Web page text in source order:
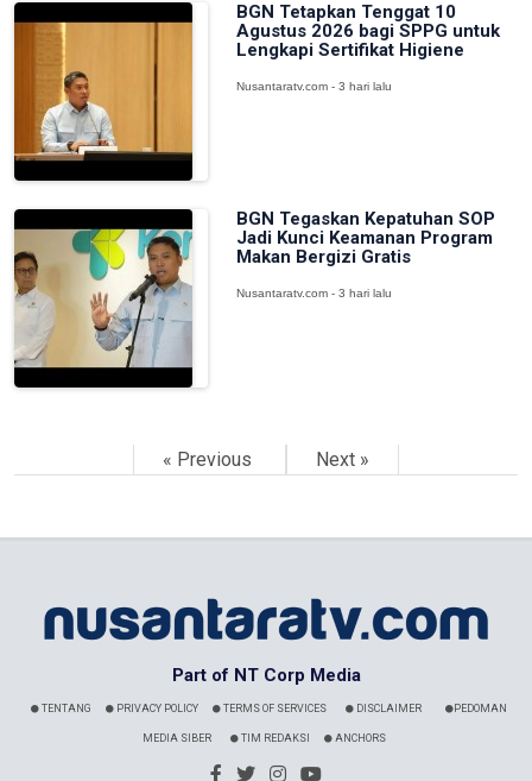
BGN Tetapkan Tenggat 10
Agustus 2026 bagi SPPG untuk
Lengkapi Sertifikat Higiene
Nusantaratv.com - 3 hari lalu
BGN Tegaskan Kepatuhan SOP
Jadi Kunci Keamanan Program
Makan Bergizi Gratis
Nusantaratv.com - 3 hari lalu
« Previous Next »
Part of NT Corp Media
TENTANG PRIVACY POLICY TERMS OF SERVICES DISCLAIMER PEDOMAN
MEDIA SIBER TIM REDAKSI ANCHORS